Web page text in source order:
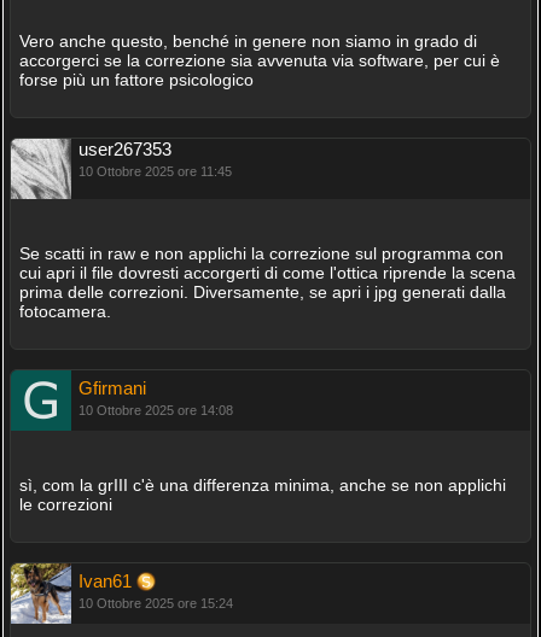
Vero anche questo, benché in genere non siamo in grado di
accorgerci se la correzione sia avvenuta via software, per cui è
forse più un fattore psicologico
user267353
10 Ottobre 2025 ore 11:45
Se scatti in raw e non applichi la correzione sul programma con
cui apri il file dovresti accorgerti di come l'ottica riprende la scena
prima delle correzioni. Diversamente, se apri i jpg generati dalla
fotocamera.
Gfirmani
10 Ottobre 2025 ore 14:08
sì, com la grIII c'è una differenza minima, anche se non applichi
le correzioni
Ivan61
10 Ottobre 2025 ore 15:24